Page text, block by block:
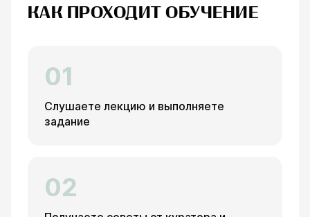
КАК ПРОХОДИТ ОБУЧЕНИЕ
01
Слушаете лекцию и выполняете
задание
02